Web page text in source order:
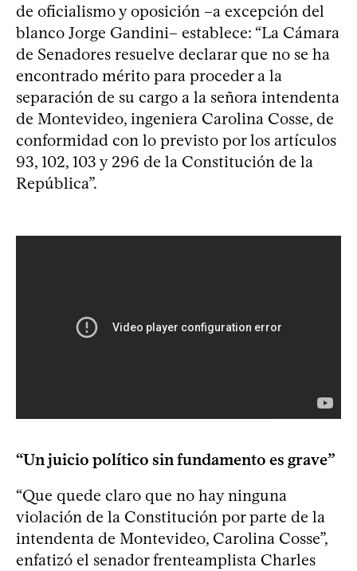
de oficialismo y oposición –a excepción del
blanco Jorge Gandini– establece: “La Cámara
de Senadores resuelve declarar que no se ha
encontrado mérito para proceder a la
separación de su cargo a la señora intendenta
de Montevideo, ingeniera Carolina Cosse, de
conformidad con lo previsto por los artículos
93, 102, 103 y 296 de la Constitución de la
República”.
“Un juicio político sin fundamento es grave”
“Que quede claro que no hay ninguna
violación de la Constitución por parte de la
intendenta de Montevideo, Carolina Cosse”,
enfatizó el senador frenteamplista Charles